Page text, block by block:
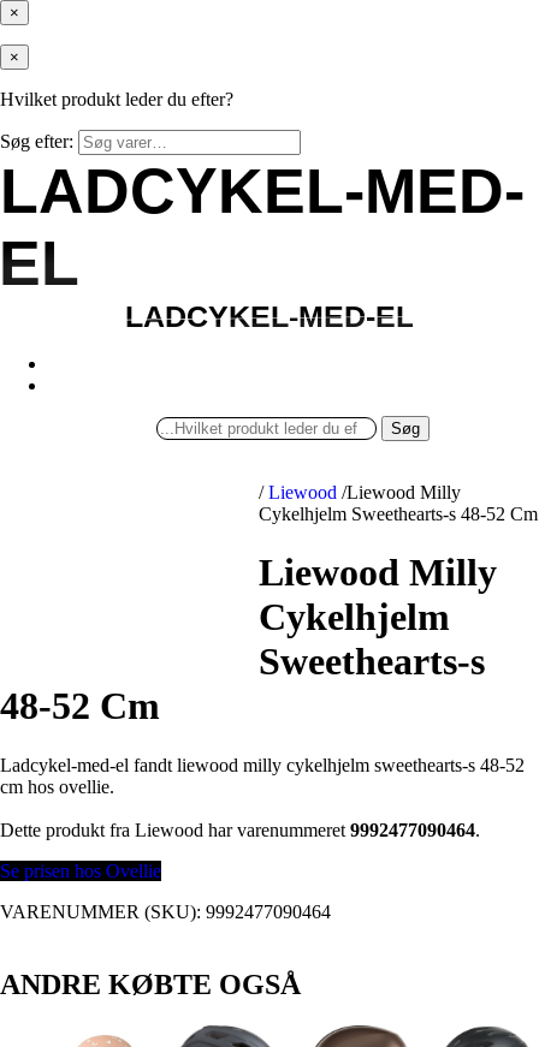
×
×
Hvilket produkt leder du efter?
Søg efter:
LADCYKEL-MED-
EL
MED-
LADCYKEL-MED-EL
LADCYKEL-MED-EL
Søg
/ Liewood /Liewood Milly
Cykelhjelm Sweethearts-s 48-52 Cm
Liewood Milly
Cykelhjelm
Sweethearts-s
48-52 Cm
Ladcykel-med-el fandt liewood milly cykelhjelm sweethearts-s 48-52
cm hos ovellie.
Dette produkt fra Liewood har varenummeret 9992477090464.
Se prisen hos Ovellie
VARENUMMER (SKU): 9992477090464
ANDRE KØBTE OGSÅ